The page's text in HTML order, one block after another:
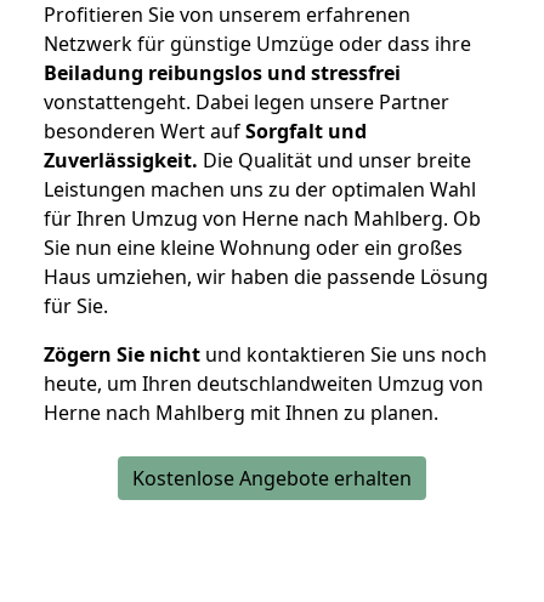
Profitieren Sie von unserem erfahrenen
Netzwerk für günstige Umzüge oder dass ihre
Beiladung reibungslos und stressfrei
vonstattengeht. Dabei legen unsere Partner
besonderen Wert aufSorgfalt und
Zuverlässigkeit. Die Qualität und unser breite
Leistungen machen uns zu der optimalen Wahl
für Ihren Umzug von Herne nach Mahlberg. Ob
Sie nun eine kleine Wohnung oder ein großes
Haus umziehen, wir haben die passende Lösung
für Sie.
Zögern Sie nicht und kontaktieren Sie uns noch
heute, um Ihren deutschlandweiten Umzug von
Herne nach Mahlberg mit Ihnen zu planen.
Kostenlose Angebote erhalten